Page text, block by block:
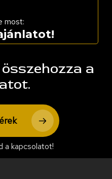
most:
a
a kapcsolatot!